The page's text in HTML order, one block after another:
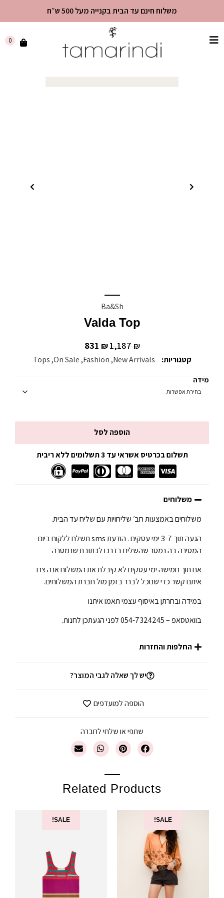
שִׂים
משלוח חינם עד הבית בקנייה מעל 500 ש״ח
0
Ba&sh
Valda Top
1,187₪
831 ₪
קטגוריות: New Arrivals
,
Fashion
,
On Sale
,
Tops
מידה
הוספה לסל
תשלום בכרטיס אשראי עד 3 תשלומים ללא ריבית
משלוחים
משלוחים באמצעות חב׳ שליחויות עם שליח עד הבית.
הגעה תוך 3-7 ימי עסקים . הודעת sms תשלח ללקוח ביום
המסירה בה נמסר שהשליח בדרכו לכתובת שנמסרה
אם תוך חמישה ימי עסקים לא קיבלת את המשלוח אנה צרו
איתנו קשר כדי שנוכל לברר בזמן מול חברת המשלוחים.
במידה ובחרתן באיסוף עצמי תאמו איתנו
בוואטסאפ – 054-7324245 לפני הגעתכן לחנות.
החלפות והחזרות
יש לך שאלה לגבי המוצר?
הוספה למועדפים
שתפי או שלחי לחברה
Related Products
SALE!
SALE!